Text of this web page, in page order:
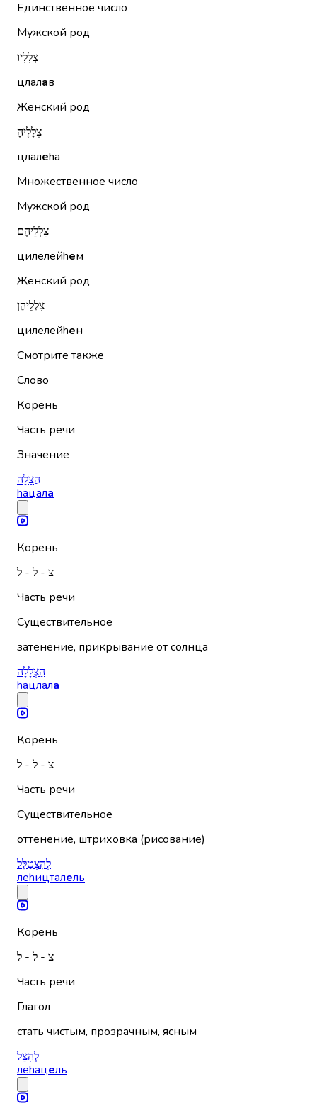
Единственное число
Мужской род
צְלָלָיו
цлалав
Женский род
צְלָלֶיהָ
цлалеhа
Множественное число
Мужской род
צִלְלֵיהֶם
цилелейhем
Женский род
צִלְלֵיהֶן
цилелейhен
Смотрите также
Слово
Корень
Часть речи
Значение
הֲצָלָה
hацала
Корень
צ - ל - ל
Часть речи
Существительное
затенение, прикрывание от солнца
הַצְלָלָה
hацлала
Корень
צ - ל - ל
Часть речи
Существительное
оттенение, штриховка (рисование)
לְהִצְטַלֵּל
леhицталель
Корень
צ - ל - ל
Часть речи
Глагол
стать чистым, прозрачным, ясным
לְהָצֵל
леhацель